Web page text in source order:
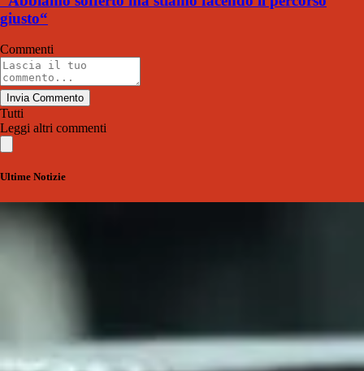
giusto“
Commenti
Invia Commento
Tutti
Leggi altri commenti
Ultime Notizie